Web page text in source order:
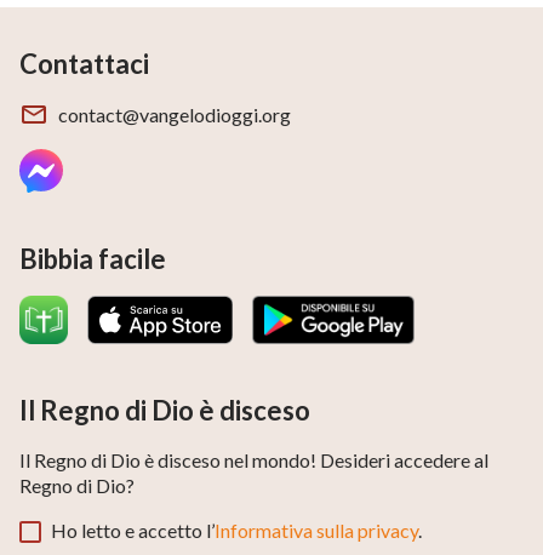
Contattaci
contact@vangelodioggi.org
Bibbia facile
Il Regno di Dio è disceso
Il Regno di Dio è disceso nel mondo! Desideri accedere al
Regno di Dio?
Ho letto e accetto l’Informativa sulla privacy.